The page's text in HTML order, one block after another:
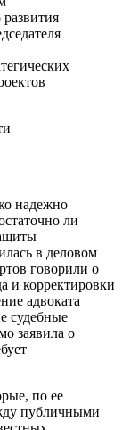
надежно
ли
в деловом
говорили о
и корректировки
адвоката
судебные
заявила о
по ее
публичными